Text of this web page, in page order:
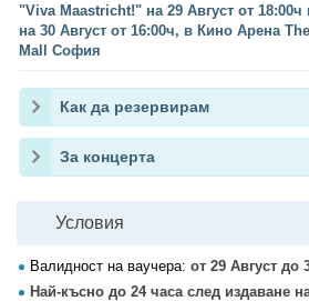
"Viva Maastricht!" на 29 Август от 18:00ч
на 30 Август от 16:00ч, в Кино Арена The
Мall София
Как да резервирам
За концерта
Условия
Валидност на ваучера: от 29 Август до
Най-късно до 24 часа след издаване